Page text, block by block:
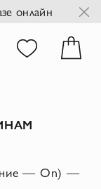
онлайн
— On) —